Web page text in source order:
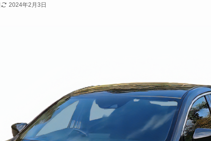
2024年2月3日